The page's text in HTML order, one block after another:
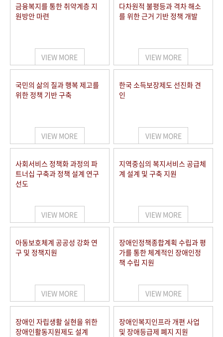
금융복지를 통한 취약계층 지
원방안 마련
VIEW MORE
다차원적 불평등과 격차 해소
를 위한 근거 기반 정책 개발
VIEW MORE
국민의 삶의 질과 행복 제고를
위한 정책 기반 구축
VIEW MORE
한국 소득보장제도 선진화 견
인
VIEW MORE
사회서비스 정책화 과정의 파
트너십 구축과 정책 설계 연구
선도
VIEW MORE
지역중심의 복지서비스 공급체
계 설계 및 구축 지원
VIEW MORE
아동보호체계 공공성 강화 연
구 및 정책지원
VIEW MORE
장애인정책종합계획 수립과 평
가를 통한 체계적인 장애인정
책 수립 지원
VIEW MORE
장애인 자립생활 실현을 위한
장애인활동지원제도 설계
장애인복지인프라 개편 사업
및 장애등급제 폐지 지원